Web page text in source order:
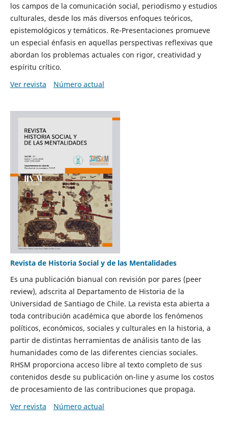
los campos de la comunicación social, periodismo y estudios
culturales, desde los más diversos enfoques teóricos,
epistemológicos y temáticos. Re-Presentaciones promueve
un especial énfasis en aquellas perspectivas reflexivas que
abordan los problemas actuales con rigor, creatividad y
espíritu crítico.
Ver revista
Número actual
Revista de Historia Social y de las Mentalidades
Es una publicación bianual con revisión por pares (peer
review), adscrita al Departamento de Historia de la
Universidad de Santiago de Chile. La revista esta abierta a
toda contribución académica que aborde los fenómenos
políticos, económicos, sociales y culturales en la historia, a
partir de distintas herramientas de análisis tanto de las
humanidades como de las diferentes ciencias sociales.
RHSM proporciona acceso libre al texto completo de sus
contenidos desde su publicación on-line y asume los costos
de procesamiento de las contribuciones que propaga.
Ver revista
Número actual